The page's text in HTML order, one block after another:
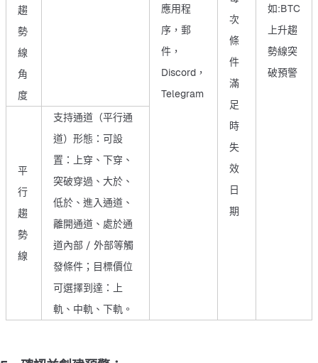
應用程
序，郵
件，
Discord，
Telegram
次
條
件
滿
足
時
失
效
日
期
如:BTC
上升趨
勢線突
破預警
趨
勢
線
角
度
平
行
趨
勢
線
支持通道（平行通
道）形態：可設
置：上穿、下穿、
突破穿過、大於、
低於、進入通道、
離開通道、處於通
道內部 / 外部等觸
發條件；目標價位
可選擇到達：上
軌、中軌、下軌。